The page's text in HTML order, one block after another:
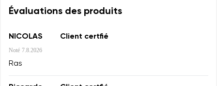
Évaluations des produits
NICOLAS Client certfié
Noté 7.8.2026
Ras